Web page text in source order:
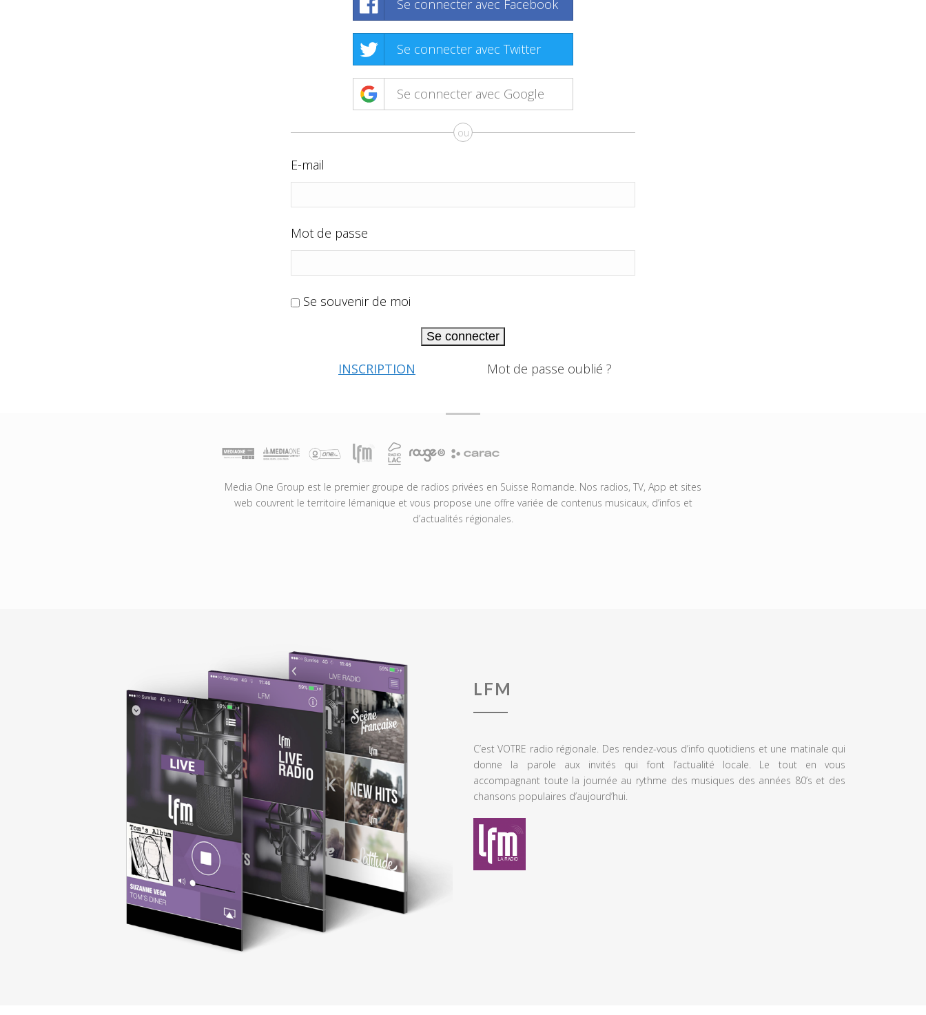
Se connecter avec Facebook
Se connecter avec Twitter
Se connecter avec Google
ou
E-mail
Mot de passe
Se souvenir de moi
Se connecter
INSCRIPTION Mot de passe oublié ?
Media One Group est le premier groupe de radios privées en Suisse Romande. Nos radios, TV, App et sites
web couvrent le territoire lémanique et vous propose une offre variée de contenus musicaux, d’infos et
d’actualités régionales.
LFM
C’est VOTRE radio régionale. Des rendez-vous d’info quotidiens et une matinale qui
donne la parole aux invités qui font l’actualité locale. Le tout en vous
accompagnant toute la journée au rythme des musiques des années 80’s et des
chansons populaires d’aujourd’hui.